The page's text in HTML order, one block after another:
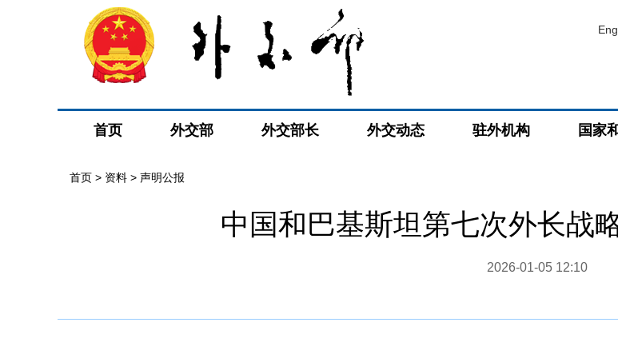
首页 外交部 外交部长 外交动态 驻外机构 国家
首页 > 资料 > 声明公报
中国和巴基斯坦第七次外长战
2026-01-05 12:10